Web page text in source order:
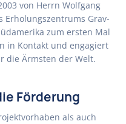
von Herrn Wolfgang
Erholungszentrums Grav-
zum ersten Mal
in Kontakt und engagiert
die Ärmsten der Welt.
Förderung
als auch